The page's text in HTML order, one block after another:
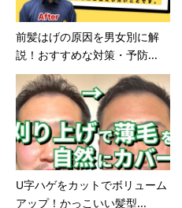
前髪はげの原因を男女別に解
説！おすすめな対策・予防...
U字ハゲをカットでボリューム
アップ！かっこいい髪型...